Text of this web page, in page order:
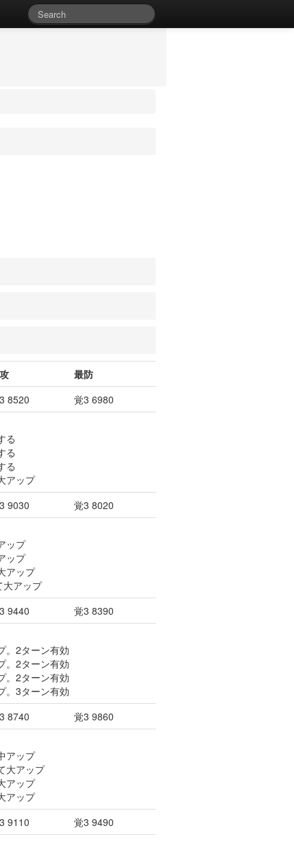
最防
8520
覚3 6980
る
る
る
アップ
9030
覚3 8020
ップ
ップ
アップ
大アップ
9440
覚3 8390
。2ターン有効
。2ターン有効
。2ターン有効
。3ターン有効
8740
覚3 9860
アップ
大アップ
アップ
アップ
9110
覚3 9490